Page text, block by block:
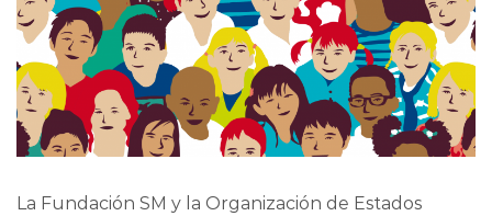
La Fundación SM y la Organización de Estados